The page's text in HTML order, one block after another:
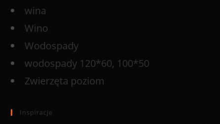
wina
Wino
Wodospady
wodospady 120*60, 100*50
Zwierzęta poziom
Inspiracje